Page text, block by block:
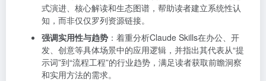
式演进、核心解读和生态图谱，帮助读者建立系统性认
知，而非仅仅罗列资源链接。
强调实用性与趋势 ：着重分析Claude Skills在办公、开
发、创意等具体场景中的应用逻辑，并指出其代表从“提
示词”到“流程工程”的行业趋势，满足读者获取前瞻洞察
和实用方法的需求。